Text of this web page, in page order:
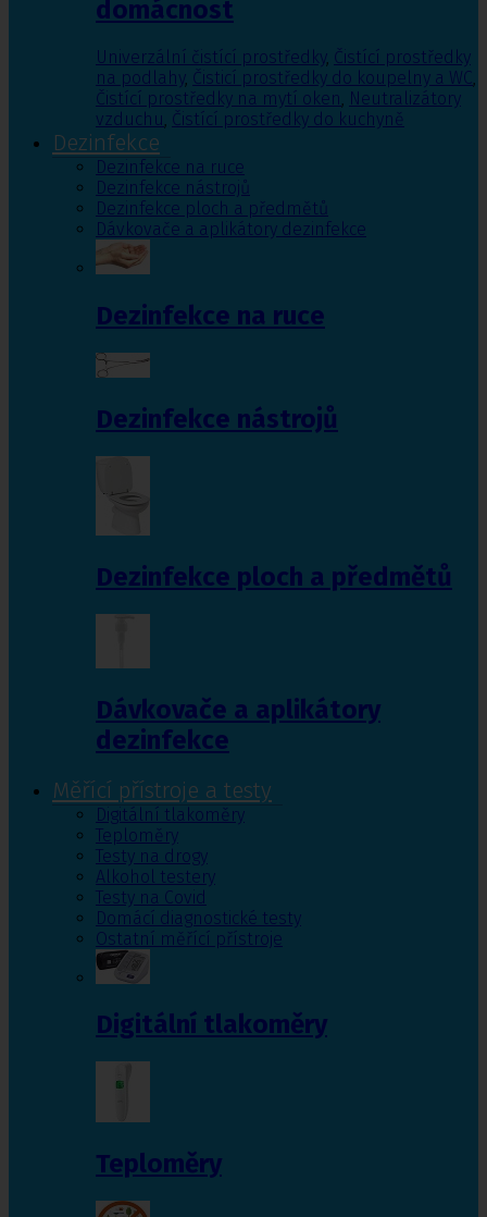
domácnost
Univerzální čistící prostředky, Čistící prostředky
na podlahy, Čisticí prostředky do koupelny a WC,
Čistící prostředky na mytí oken, Neutralizátory
vzduchu, Čistící prostředky do kuchyně
Dezinfekce
Dezinfekce na ruce
Dezinfekce nástrojů
Dezinfekce ploch a předmětů
Dávkovače a aplikátory dezinfekce
Dezinfekce na ruce
Dezinfekce nástrojů
Dezinfekce ploch a předmětů
Dávkovače a aplikátory
dezinfekce
Měřící přístroje a testy
Digitální tlakoměry
Teploměry
Testy na drogy
Alkohol testery
Testy na Covid
Domácí diagnostické testy
Ostatní měřící přístroje
Digitální tlakoměry
Teploměry